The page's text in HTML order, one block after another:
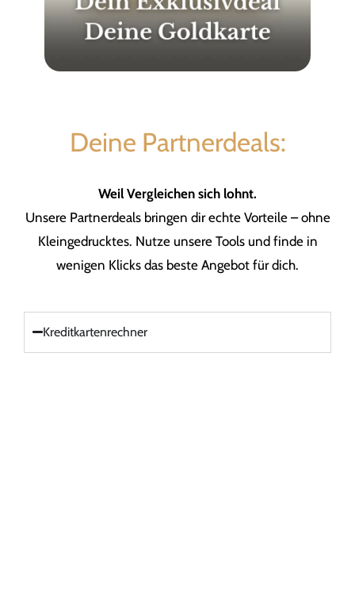
Deine Partnerdeals:
Weil Vergleichen sich lohnt.
Unsere Partnerdeals bringen dir echte Vorteile – ohne
Kleingedrucktes. Nutze unsere Tools und finde in
wenigen Klicks das beste Angebot für dich.
Kreditkartenrechner